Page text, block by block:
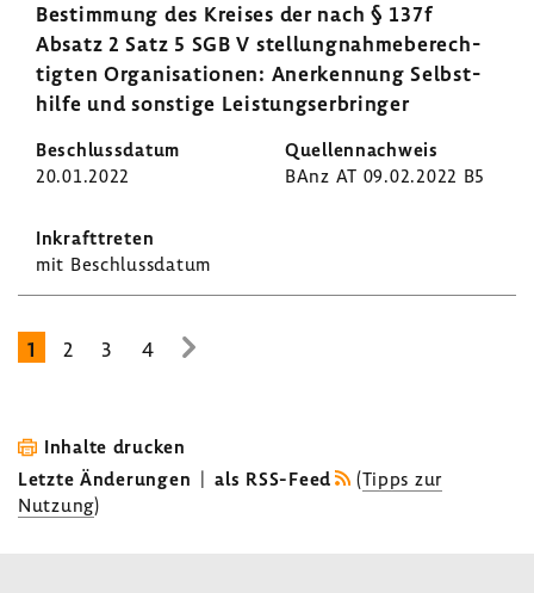
Bestim­mung des Kreises der nach § 137f
Absatz 2 Satz 5 SGB V stel­lung­nah­me­be­rech­
tigten Orga­ni­sa­tionen: Aner­ken­nung Selbst­
hilfe und sons­tige Leis­tungs­er­bringer
20.01.2022 BAnz AT 09.02.2022 B5
mit Beschluss­datum
1 2 3 4
zur
Inhalte drucken
Letzte Änderungen | als RSS-Feed (Tipps zur
Nutzung)